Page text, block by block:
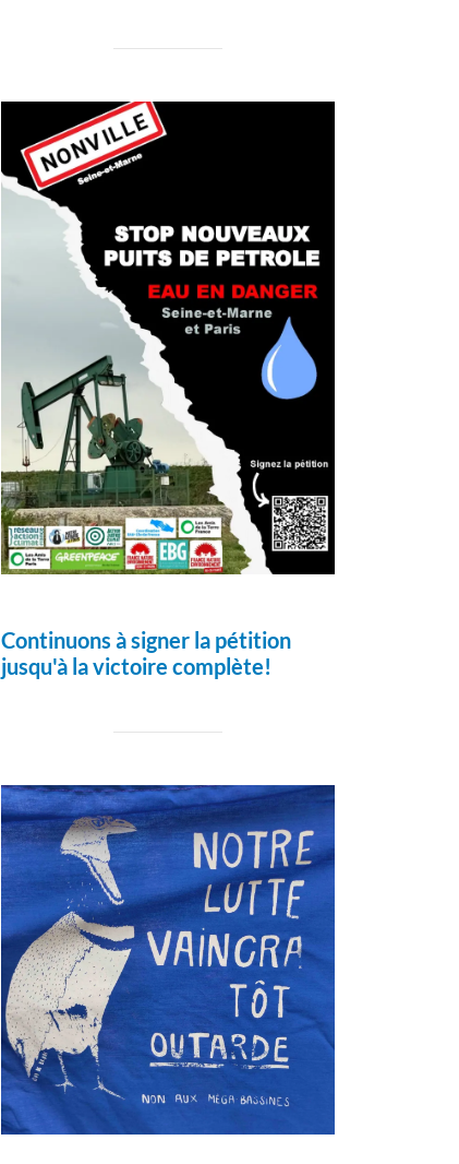
Continuons à signer la pétition
jusqu'à la victoire complète!